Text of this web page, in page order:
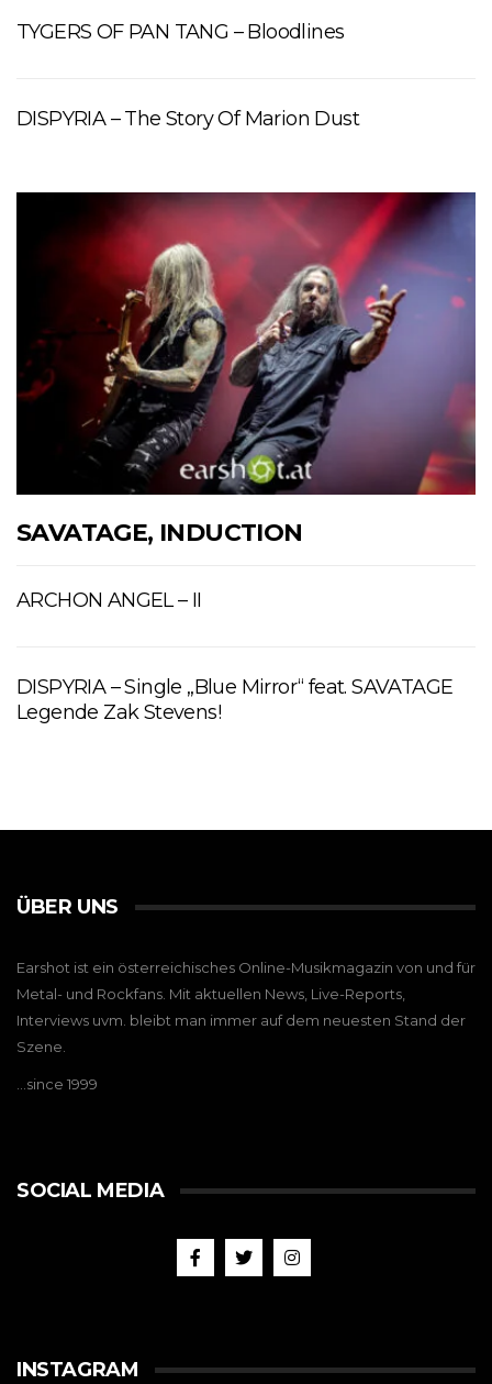
TYGERS OF PAN TANG – Bloodlines
DISPYRIA – The Story Of Marion Dust
SAVATAGE, INDUCTION
ARCHON ANGEL – II
DISPYRIA – Single „Blue Mirror“ feat. SAVATAGE
Legende Zak Stevens!
ÜBER UNS
Earshot ist ein österreichisches Online-Musikmagazin von und für
Metal- und Rockfans. Mit aktuellen News, Live-Reports,
Interviews uvm. bleibt man immer auf dem neuesten Stand der
Szene.
…since 1999
SOCIAL MEDIA
INSTAGRAM